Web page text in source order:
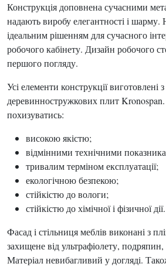
Конструкція доповнена сучасними
надають виробу елегантності і шарму.
ідеальним рішенням для сучасного
робочого кабінету. Дизайн робочого
першого погляду.
Усі елементи конструкції виготовлені з
деревинностружкових плит
похизуватись:
високою якістю;
відмінними технічними
тривалим терміном експлуатації;
екологічною безпекою;
стійкістю до вологи;
стійкістю до хімічної і фізичної дії.
Фасад і стільниця меблів виконані з
захищене від ультрафіолету, подряпин,
Матеріал невибагливий у догляді.